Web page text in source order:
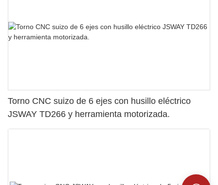
Torno CNC suizo de 6 ejes con husillo eléctrico
JSWAY TD266 y herramienta motorizada.